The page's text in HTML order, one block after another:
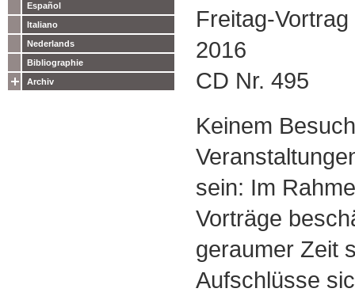
Español
Italiano
Nederlands
Bibliographie
Archiv
Freitag-
2016
CD Nr. 495
Keinem
sein: Im
Vorträge
geraumer Zeit
Aufschlüsse